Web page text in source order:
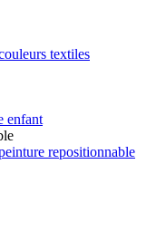
textiles
enfant
repositionnable